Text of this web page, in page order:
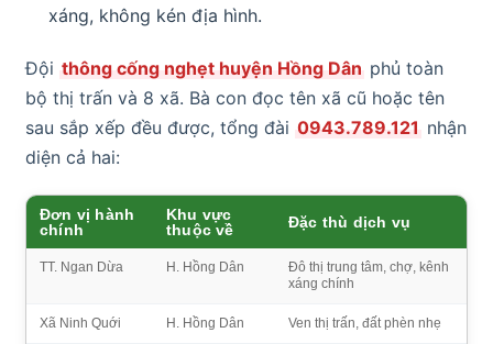
xáng, không kén địa hình.
Đội thông cống nghẹt huyện Hồng Dân phủ toàn
bộ thị trấn và 8 xã. Bà con đọc tên xã cũ hoặc tên
sau sắp xếp đều được, tổng đài 0943.789.121 nhận
diện cả hai:
Đơn vị hành
chính
Khu vực
thuộc về
Đặc thù dịch vụ
TT. Ngan Dừa H. Hồng Dân
Đô thị trung tâm, chợ, kênh
xáng chính
Xã Ninh Quới H. Hồng Dân Ven thị trấn, đất phèn nhẹ